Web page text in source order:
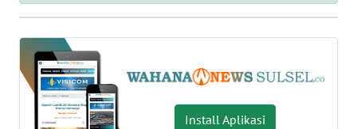
Install Aplikasi
UTAMA
NUSANTARA
KHAS